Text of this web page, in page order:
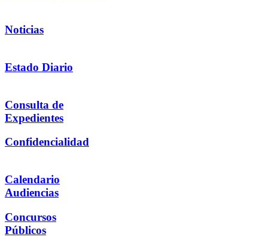
Noticias
Estado Diario
Consulta de
Expedientes
Confidencialidad
Calendario
Audiencias
Concursos
Públicos